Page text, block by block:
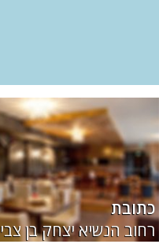
פרווה
רגילה
כתובת
148 רחוב הנשיא יצחק בן צבי